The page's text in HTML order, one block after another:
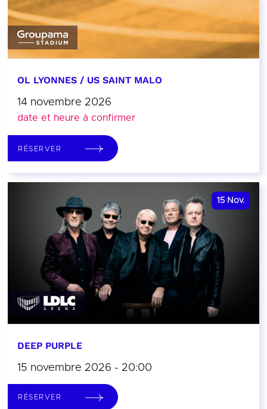
OL LYONNES / US SAINT MALO
14 novembre 2026
date et heure à confirmer
RÉSERVER
15 Nov.
DEEP PURPLE
15 novembre 2026 - 20:00
RÉSERVER